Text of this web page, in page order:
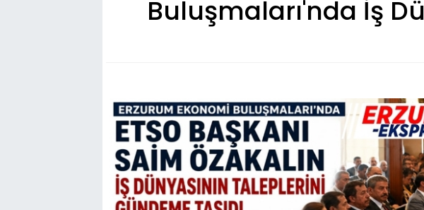
Buluşmaları'nda İş